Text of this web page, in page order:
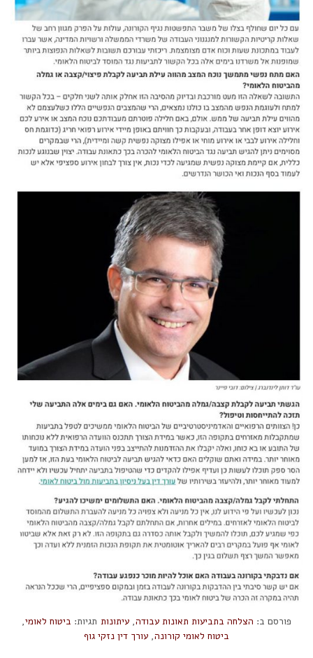
פורסם ב: הצלחה בתביעות תאונות עבודה, עיתונות תגיות: ביטוח לאומי,
ביטוח לאומי קורונה, עורך דין נזקי גוף